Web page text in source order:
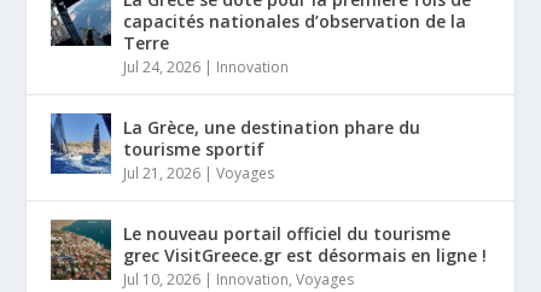
capacités nationales d’observation de la
Terre
Jul 24, 2026 | Innovation
La Grèce, une destination phare du
tourisme sportif
Jul 21, 2026 |Voyages
Le nouveau portail officiel du tourisme
grec VisitGreece.gr est désormais en ligne !
Jul 10, 2026 | Innovation,Voyages